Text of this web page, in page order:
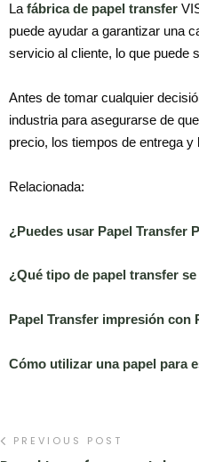
La fábrica de papel transfer
puede ayudar a garantizar una
servicio al cliente, lo que puede
Antes de tomar cualquier
industria para asegurarse de
precio, los tiempos de entrega
Relacionada:
¿Puedes usar Papel Transfer
¿Qué tipo de papel transfer
Papel Transfer impresión con
Cómo utilizar una papel para
PREVIOUS POST